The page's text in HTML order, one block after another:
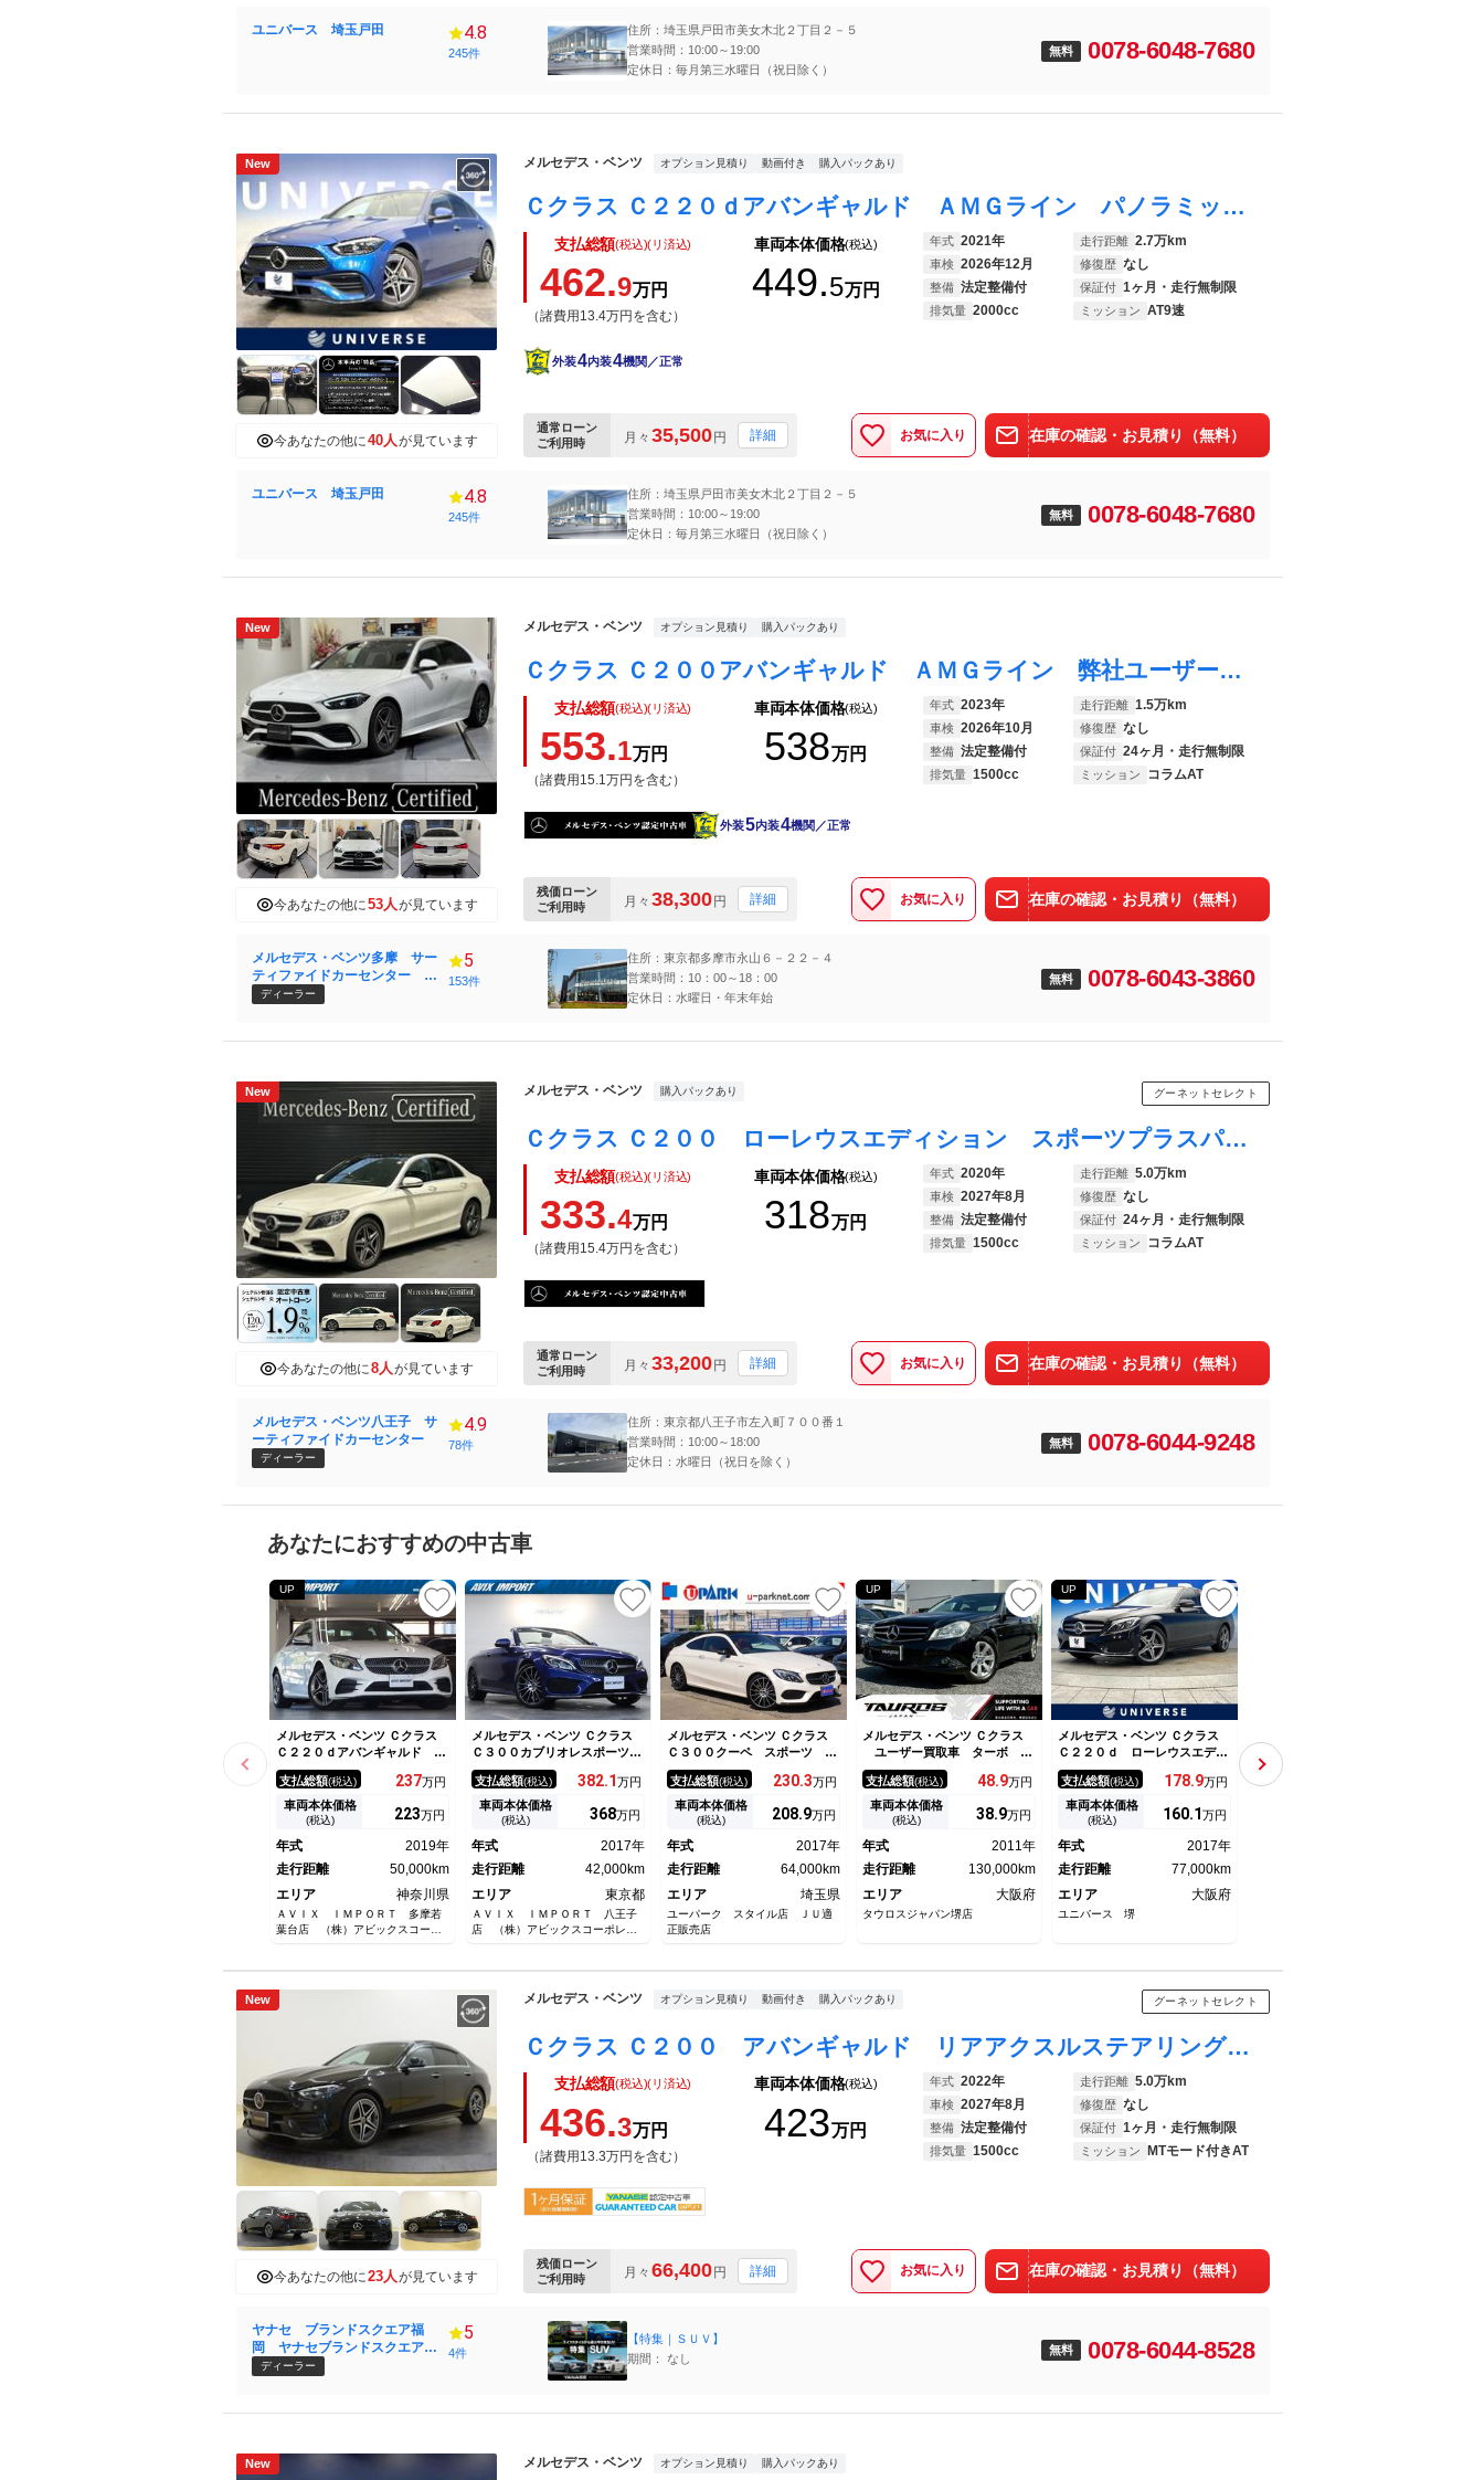
ユニバース 埼玉戸田 4.8
245件
住所：埼玉県戸田市美女木北２丁目２－５
営業時間：10:00～19:00
定休日：毎月第三水曜日（祝日除く）
無料 0078-6048-7680
New
今あなたの他に40人が見ています
メルセデス・ベンツ オプション見積り 動画付き 購入パックあり
Ｃクラス Ｃ２２０ｄアバンギャルド ＡＭＧライン パノラミックスライディングルーフ レザーエクスクルーシブ／ベーシック／レーダーセーフティパッケージ ３６０度カメラシステム 純正ナビ 禁煙車 デジタルライト ヘッドアップディスプレイ シートヒーター
支払総額(税込)(リ済込)
462.9万円
（諸費用13.4万円を含む）
車両本体価格(税込)
449.5万円
年式 2021年 走行距離 2.7万km
車検 2026年12月 修復歴 なし
整備 法定整備付 保証付 1ヶ月・走行無制限
排気量 2000cc ミッション AT9速
外装4内装4機関／正常
通常ローン
ご利用時
月々 35,500円 詳細 お気に入り 在庫の確認・お見積り（無料）
ユニバース 埼玉戸田 4.8
245件
住所：埼玉県戸田市美女木北２丁目２－５
営業時間：10:00～19:00
定休日：毎月第三水曜日（祝日除く）
無料 0078-6048-7680
New
今あなたの他に53人が見ています
メルセデス・ベンツ オプション見積り 購入パックあり
Ｃクラス Ｃ２００アバンギャルド ＡＭＧライン 弊社ユーザー様お下取車両／ベーシックパッケージ／ＡＭＧライン／パノラミックスライディングルーフ／ヘッドアップディスプレイ／３６０度カメラ／ＭＢＵＸ ＡＲナビ／アップルカープレイ／アンビエントライト／ア
支払総額(税込)(リ済込)
553.1万円
（諸費用15.1万円を含む）
車両本体価格(税込)
538万円
年式 2023年 走行距離 1.5万km
車検 2026年10月 修復歴 なし
整備 法定整備付 保証付 24ヶ月・走行無制限
排気量 1500cc ミッション コラムAT
外装5内装4機関／正常
残価ローン
ご利用時
月々 38,300円 詳細 お気に入り 在庫の確認・お見積り（無料）
メルセデス・ベンツ多摩 サー
ティファイドカーセンター
（株）シュテルン世田谷
ディーラー
5
153件
住所：東京都多摩市永山６－２２－４
営業時間：10：00～18：00
定休日：水曜日・年末年始
無料 0078-6043-3860
New
今あなたの他に8人が見ています
メルセデス・ベンツ 購入パックあり グーネットセレクト
Ｃクラス Ｃ２００ ローレウスエディション スポーツプラスパッケージ／ヘッドアップディスプレイ／フットトランクオープナー／スポーツシート／パノラミックスライディングルーフ／ＡＩＲ ＢＯＤＹ ＣＯＮＴＲＯＬサスペンション／アンビエントライト６４色
支払総額(税込)(リ済込)
333.4万円
（諸費用15.4万円を含む）
車両本体価格(税込)
318万円
年式 2020年 走行距離 5.0万km
車検 2027年8月 修復歴 なし
整備 法定整備付 保証付 24ヶ月・走行無制限
排気量 1500cc ミッション コラムAT
通常ローン
ご利用時
月々 33,200円 詳細 お気に入り 在庫の確認・お見積り（無料）
メルセデス・ベンツ八王子 サ
ーティファイドカーセンター
ディーラー
4.9
78件
住所：東京都八王子市左入町７００番１
営業時間：10:00～18:00
定休日：水曜日（祝日を除く）
無料 0078-6044-9248
あなたにおすすめの中古車
UP
メルセデス・ベンツ Ｃクラス
Ｃ２２０ｄアバンギャルド Ａ
ＭＧライン 後期型 ＡＭＧラ
イン レザーＥＸＣ ９速Ａ
Ｔ 黒本革 Ｂカメラ 後期ス
テア Ｍｅコネクト ＨＵＤ
ンスＰ コックピットＤ Ｓヒ
ーター マルチビームＬＥＤ
支払総額(税込) 237万円
車両本体価格
(税込) 223万円
年式
2019年
走行距離
50,000km
エリア
神奈川県
ＡＶＩＸ ＩＭＰＯＲＴ 多摩若
葉台店 （株）アビックスコーポ
メルセデス・ベンツ Ｃクラス
Ｃ３００カブリオレスポーツ
アイボリー革 シートヒーター
＆エアスカーフ エアバランス
パッケージ 純正ＨＤＤナビ地
デジＢカメラ レーダーセーフ
ＰＴＳ ＬＥＤインテリジェン
トライト 専用１９ＡＷ 禁煙
支払総額(税込) 382.1万円
車両本体価格
(税込) 368万円
年式
2017年
走行距離
42,000km
エリア
東京都
ＡＶＩＸ ＩＭＰＯＲＴ 八王子
店 （株）アビックスコーポレー
メルセデス・ベンツ Ｃクラス
Ｃ３００クーペ スポーツ サ
ンルーフ・赤本革シート・ＡＭ
Ｇ１９インチＡＷ・エアバラン
スＰＫＧ・ナビＴＶ・バックカ
メラ・Ｂｌｕｅｔｏｏｔｈ・キ
ＬＥＤライト・ＨＵＤ・ＥＴ
Ｃ・コーナーセンサー・ＵＳＢ
支払総額(税込) 230.3万円
車両本体価格
(税込) 208.9万円
年式
2017年
走行距離
64,000km
エリア
埼玉県
ユーパーク スタイル店 ＪＵ適
正販売店
UP
メルセデス・ベンツ Ｃクラス
ユーザー買取車 ターボ ナ
ビ 純正１６インチアルミホイ
ール オートエアコン ＥＴ
Ｃ スマートキー クルーズコ
ントロール パワーシート
支払総額(税込) 48.9万円
車両本体価格
(税込) 38.9万円
年式
2011年
走行距離
130,000km
エリア
大阪府
タウロスジャパン堺店
UP
メルセデス・ベンツ Ｃクラス
Ｃ２２０ｄ ローレウスエディ
ション 特別仕様車 レーダー
セーフティＰＫＧ 黒合皮シー
ト 前席パワーシート 前席シ
ートヒーター ＬＥＤヘッドラ
ＨＤＤナビ 地デジＴＶ バッ
クカメラ プライバシーガラ
支払総額(税込) 178.9万円
車両本体価格
(税込) 160.1万円
年式
2017年
走行距離
77,000km
エリア
大阪府
ユニバース 堺
Ｃ２００アバンギャルド ＡＭ
Ｇライン 純正ナビゲーショ
ン Ｂｌｕｅｔｏｏｔｈオーデ
支払総額
New
今あなたの他に23人 が見ています
メルセデス・ベンツ オプション見積り 動画付き 購入パックあり グーネットセレクト
Ｃクラス Ｃ２００ アバンギャルド リアアクスルステアリング ＡＭＧライン ベーシックパッケージ レザーエクスクルーシブパッケージ シートヒーター パワーシート トランクスルー フロアマット コネクテッド機能 ナビ 音楽プレーヤー接続 Ｂｌｕｅｔｏｏｔｈ接続
支払総額(税込)(リ済込)
436.3万円
（諸費用13.3万円を含む）
車両本体価格(税込)
423万円
年式 2022年 走行距離 5.0万km
車検 2027年8月 修復歴 なし
整備 法定整備付 保証付 1ヶ月・走行無制限
排気量 1500cc ミッション MTモード付きAT
残価ローン
ご利用時
月々 66,400 円 詳細 お気に入り 在庫の確認・お見積り（無料）
ヤナセ ブランドスクエア福
岡 ヤナセブランドスクエア
（株）
ディーラー
5
4件
【特集｜ＳＵＶ】
期間： なし
無料 0078-6044-8528
New メルセデス・ベンツ オプション見積り 購入パックあり